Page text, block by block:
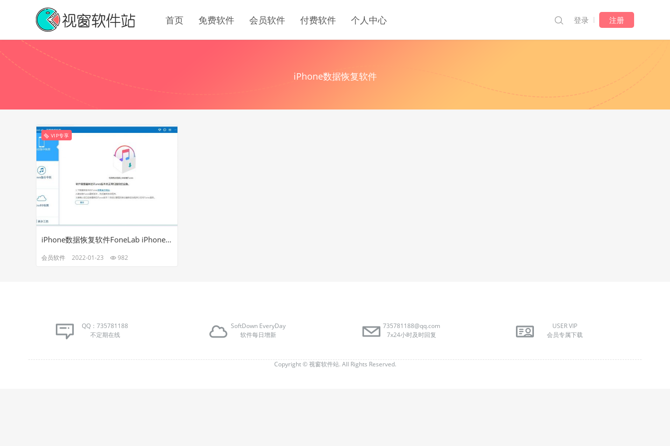
首页 免费软件 会员软件 付费软件 个人中心  登录 注册
iPhone数据恢复软件
VIP专享
iPhone数据恢复软件FoneLab iPhone Data Recovery v10.3.32中文破解版
会员软件 2022-01-23 982
QQ：735781188
不定期在线
SoftDown EveryDay
软件每日增新
735781188@qq.com
7x24小时及时回复
USER VIP
会员专属下载
Copyright ©视窗软件站. All Rights Reserved.